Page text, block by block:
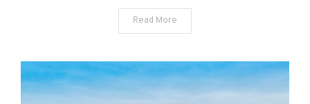
Read More